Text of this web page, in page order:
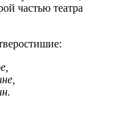
частью театра